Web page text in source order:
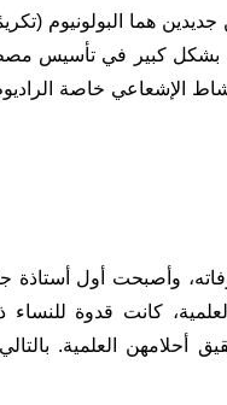
هما البولونيوم (تكريمًا
كبير في تأسيس
الإشعاعي خاصة
وأصبحت أول أستاذة
كانت قدوة للنساء
أحلامهن العلمية.